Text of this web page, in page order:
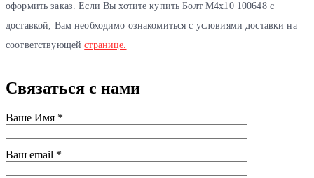
оформить заказ. Если Вы хотите купить Болт М4х10 100648 с
доставкой, Вам необходимо ознакомиться с условиями доставки на
соответствующейстранице.
Связаться с нами
Ваше Имя *
Ваш email *